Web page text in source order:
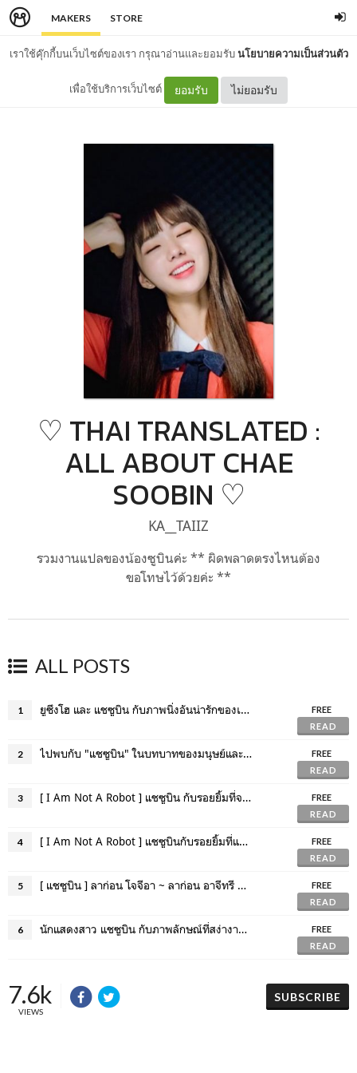
MAKERS STORE
เราใช้คุ๊กกี้บนเว็บไซต์ของเรา กรุณาอ่านและยอมรับนโยบายความเป็นส่วนตัว
เพื่อใช้บริการเว็บไซต์ ยอมรับ ไม่ยอมรับ
♡ THAI TRANSLATED :
ALL ABOUT CHAE
SOOBIN ♡
KA__TAIIZ
รวมงานแปลของน้องซูบินค่ะ ** ผิดพลาดตรงไหนต้อง
ขอโทษไว้ด้วยค่ะ **
ALL POSTS
1 ยูซึงโฮ และ แชซูบิน กับภาพนิ่งอันน่ารักของเบื้องหลังการถ่ายทำ "I Am Not A Robot"
FREE
READ
2 ไปพบกับ "แชซูบิน" ในบทบาทของมนุษย์และหุ่นยนต์ด้วยกันเถอะ !!
FREE
READ
3 [ I Am Not A Robot ] แชซูบิน กับรอยยิ้มที่จะทำให้คุณตกหลุมรักภายใน 1 วินาที
FREE
READ
4 [ I Am Not A Robot ] แชซูบินกับรอยยิ้มที่แสนอ่อนหวาน ♡♡♡
FREE
READ
5 [ แชซูบิน ] ลาก่อน โจจีอา ~ ลาก่อน อาจีทรี ~ "I Am Not A Robot"
FREE
READ
6 นักแสดงสาว แชซูบิน กับภาพลักษณ์ที่สง่างามในประเทศฮ่องกง
FREE
READ
7.6k
VIEWS
SUBSCRIBE